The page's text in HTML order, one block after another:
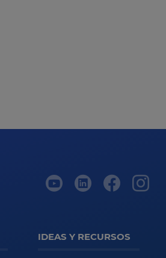
IDEAS Y RECURSOS